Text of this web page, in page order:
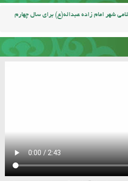
شهر امام زاده عبداله(ع) برای سال چهارم